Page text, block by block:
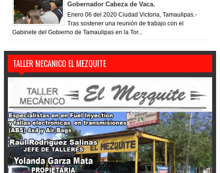
Gobernador Cabeza de Vaca.
Enero 06 del 2020 Ciudad Victoria, Tamaulipas.-
Tras sostener una reunión de trabajo con el
Gabinete del Gobierno de Tamaulipas en la Tor...
TALLER MECANICO EL MEZQUITE